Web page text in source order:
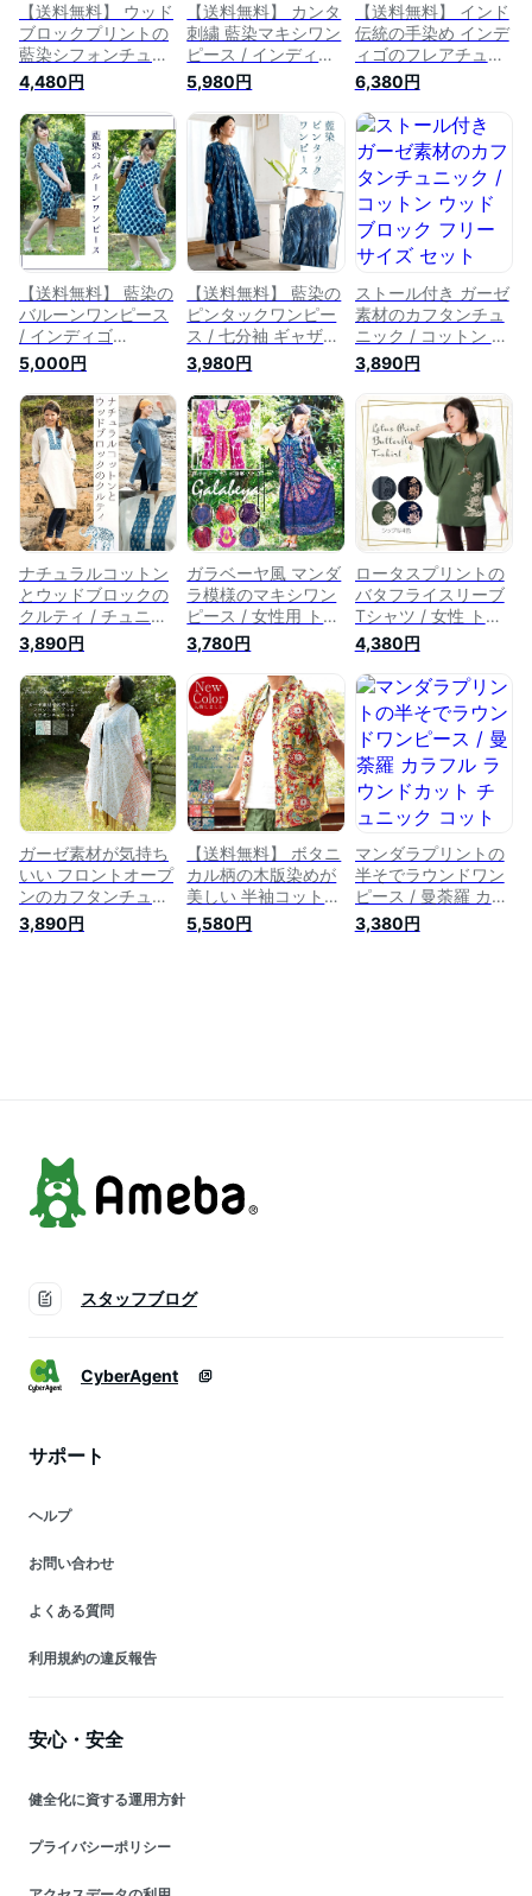
【送料無料】 ウッド
ブロックプリントの
藍染シフォンチュニ
ック / コットン
TIRAKITA(ティラキ
タ) レディース エス
ニック アジアン 半
袖 トップス エスニ
ック衣料 アジアンフ
ァッション エスニッ
クファッション
4,480円
【送料無料】 カンタ
刺繍 藍染マキシワン
ピース / インディゴ
TIRAKITA(ティラキ
タ) レディース エス
ニック アジアン 女
性 トップス ノース
リーブ エスニック衣
料 アジアンファッシ
ョン エスニックファ
ッション
5,980円
【送料無料】 インド
伝統の手染め インデ
ィゴのフレアチュニ
ック / 藍染 長袖シャ
ツ 春 秋 冬 コットン
シャツ TIRAKITA(テ
ィラキタ) 七分袖 レ
ディース エスニック
アジアン 女性物 ト
ップス エスニック衣
料 アジアンファッシ
ョン エスニックファ
ッション
6,380円
【送料無料】 藍染の
バルーンワンピース
/ インディゴ
TIRAKITA(ティラキ
タ) 袖あり（半袖 長
袖） レディース エ
スニック アジアン
女性 トップス エス
ニック衣料 アジアン
ファッション エスニ
ックファッション
【レビューで500円
クーポン プレゼン
ト】
5,000円
【送料無料】 藍染の
ピンタックワンピー
ス / 七分袖 ギャザー
秋服 TIRAKITA(ティ
ラキタ) レディース
エスニック アジアン
女性 トップス 半袖
長袖 エスニック衣料
アジアンファッショ
ン エスニックファッ
ション
3,980円
ストール付き ガーゼ
素材のカフタンチュ
ニック / コットン ウ
ッドブロック フリー
サイズ セット
TIRAKITA(ティラキ
タ) 半袖 レディース
エスニック アジアン
トップス エスニック
衣料 アジアンファッ
ション エスニックフ
ァッション
3,890円
ナチュラルコットン
とウッドブロックの
クルティ / チュニッ
ク シャツ 女性用 ト
ップス ワンピース
TIRAKITA(ティラキ
タ) 袖あり（半袖 長
袖） レディース エ
スニック アジアン
エスニック衣料 アジ
アンファッション エ
スニックファッショ
ン
3,890円
ガラベーヤ風 マンダ
ラ模様のマキシワン
ピース / 女性用 トッ
プス シャツ
TIRAKITA(ティラキ
タ) レディース エス
ニック アジアン 半
袖 エスニック衣料
アジアンファッショ
ン エスニックファッ
ション
3,780円
ロータスプリントの
バタフライスリーブ
Tシャツ / 女性 トッ
プス 7分袖 ストレッ
チ ヨガ TIRAKITA(テ
ィラキタ) 半袖 レデ
ィース エスニック
アジアン エスニック
衣料 アジアンファッ
ション エスニックフ
ァッション
4,380円
ガーゼ素材が気持ち
いい フロントオープ
ンのカフタンチュニ
ック / コットン ウッ
ドブロック シャツ
3,890円
【送料無料】 ボタニ
カル柄の木版染めが
美しい 半袖コットン
シャツ / アロハシャ
ツ 半袖シャツ メン
5,580円
マンダラプリントの
半そでラウンドワン
ピース / 曼荼羅 カラ
フル ラウンドカット
チュニック コットン
3,380円
スタッフブログ
CyberAgent
サポート
ヘルプ
お問い合わせ
よくある質問
利用規約の違反報告
安心・安全
健全化に資する運用方針
プライバシーポリシー